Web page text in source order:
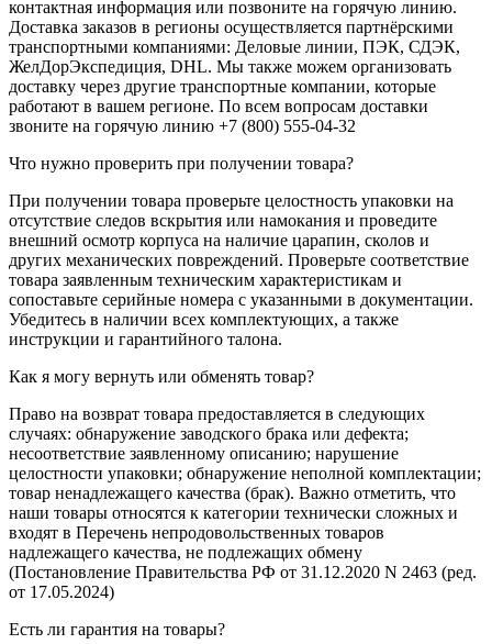
контактная информация или позвоните на горячую линию.
Доставка заказов в регионы осуществляется партнёрскими
транспортными компаниями: Деловые линии, ПЭК, СДЭК,
ЖелДорЭкспедиция, DHL. Мы также можем организовать
доставку через другие транспортные компании, которые
работают в вашем регионе. По всем вопросам доставки
звоните на горячую линию +7 (800) 555-04-32
Что нужно проверить при получении товара?
При получении товара проверьте целостность упаковки на
отсутствие следов вскрытия или намокания и проведите
внешний осмотр корпуса на наличие царапин, сколов и
других механических повреждений. Проверьте соответствие
товара заявленным техническим характеристикам и
сопоставьте серийные номера с указанными в документации.
Убедитесь в наличии всех комплектующих, а также
инструкции и гарантийного талона.
Как я могу вернуть или обменять товар?
Право на возврат товара предоставляется в следующих
случаях: обнаружение заводского брака или дефекта;
несоответствие заявленному описанию; нарушение
целостности упаковки; обнаружение неполной комплектации;
товар ненадлежащего качества (брак). Важно отметить, что
наши товары относятся к категории технически сложных и
входят в Перечень непродовольственных товаров
надлежащего качества, не подлежащих обмену
(Постановление Правительства РФ от 31.12.2020 N 2463 (ред.
от 17.05.2024)
Есть ли гарантия на товары?